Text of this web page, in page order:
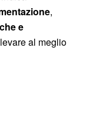
,
e
al meglio